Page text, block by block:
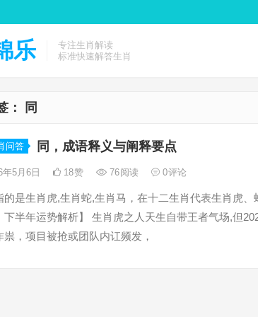
乐
专注生肖解读
标准快速解答生肖
： 同
问答 同，成语释义与阐释要点
年5月6日 18赞 76阅读 0评论
的是生肖虎,生肖蛇,生肖马，在十二生肖代表生肖虎
下半年运势解析】 生肖虎之人天生自带王者气场,但
祟，项目被抢或团队内讧频发，